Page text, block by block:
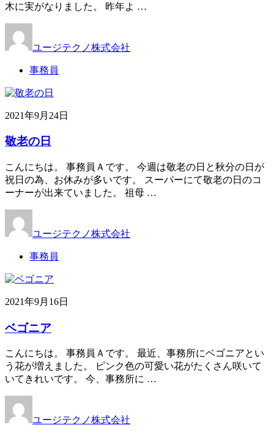
木に実がなりました。 昨年よ …
ユージテクノ株式会社
事務員
2021年9月24日
敬老の日
こんにちは。 事務員Ａです。 今週は敬老の日と秋分の日が
祝日の為、お休みが多いです。 スーパーにて敬老の日のコ
ーナーが出来ていました。 祖母 …
ユージテクノ株式会社
事務員
2021年9月16日
ベゴニア
こんにちは。 事務員Ａです。 最近、事務所にベゴニアとい
う花が増えました。 ピンク色の可愛い花がたくさん咲いて
いてきれいです。 今、事務所に …
ユージテクノ株式会社